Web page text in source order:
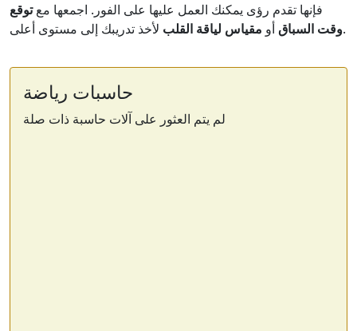
فإنها تقدم رؤى يمكنك العمل عليها على الفور. اجمعها معتوقع
وقت السباقأو مقياس لياقة القلب لأخذ تدريبك إلى مستوى أعلى.
حاسبات رياضة
لم يتم العثور على آلات حاسبة ذات صلة